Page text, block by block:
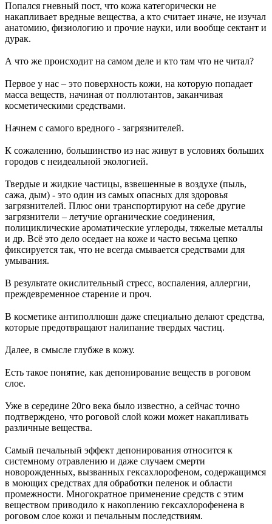
Попался гневный пост, что кожа категорически не
накапливает вредные вещества, а кто считает иначе, не изучал
анатомию, физиологию и прочие науки, или вообще сектант и
дурак.
А что же происходит на самом деле и кто там что не читал?
Первое у нас – это поверхность кожи, на которую попадает
масса веществ, начиная от поллютантов, заканчивая
косметическими средствами.
Начнем с самого вредного - загрязнителей.
К сожалению, большинство из нас живут в условиях больших
городов с неидеальной экологией.
Твердые и жидкие частицы, взвешенные в воздухе (пыль,
сажа, дым) - это один из самых опасных для здоровья
загрязнителей. Плюс они транспортируют на себе другие
загрязнители – летучие органические соединения,
полициклические ароматические углероды, тяжелые металлы
и др. Всё это дело оседает на коже и часто весьма цепко
фиксируется так, что не всегда смывается средствами для
умывания.
В результате окислительный стресс, воспаления, аллергии,
преждевременное старение и проч.
В косметике антиполлюшн даже специально делают средства,
которые предотвращают налипание твердых частиц.
Далее, в смысле глубже в кожу.
Есть такое понятие, как депонирование веществ в роговом
слое.
Уже в середине 20го века было известно, а сейчас точно
подтверждено, что роговой слой кожи может накапливать
различные вещества.
Самый печальный эффект депонирования относится к
системному отравлению и даже случаем смерти
новорожденных, вызванных гексахлорофеном, содержащимся
в моющих средствах для обработки пеленок и области
промежности. Многократное применение средств с этим
веществом приводило к накоплению гексахлорофенена в
роговом слое кожи и печальным последствиям.